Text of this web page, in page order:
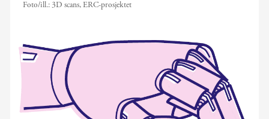
Foto/ill.:3D scans, ERC-prosjektet